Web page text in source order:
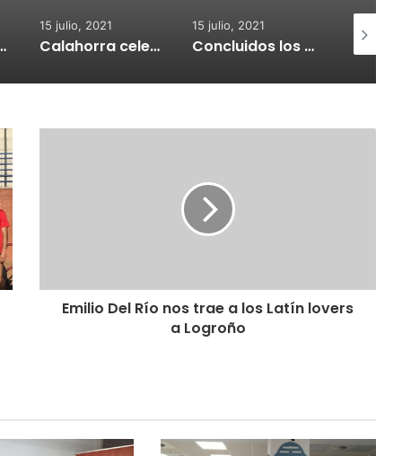
adquisión de medidores de CO2
15 julio, 2021
Calahorra celebrará el Croquetur II
15 julio, 2021
Concluidos los trabajos de reposición del asfaltado de Calahorra
Emilio Del Río nos trae a los Latín lovers
a Logroño